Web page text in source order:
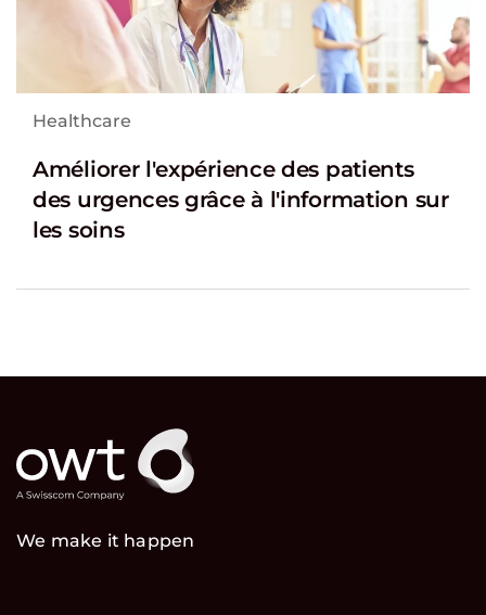
Healthcare
Améliorer l'expérience des patients
des urgences grâce à l'information sur
les soins
We make it happen